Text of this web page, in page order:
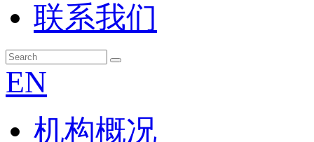
联系我们
EN
机构概况